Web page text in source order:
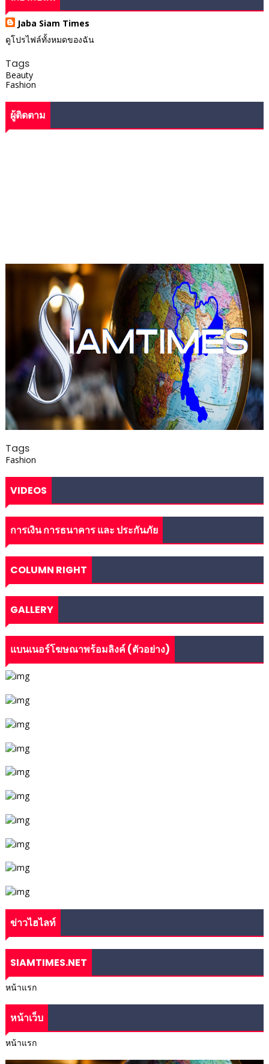
Jaba Siam Times
ดูโปรไฟล์ทั้งหมดของฉัน
Tags
Beauty
Fashion
ผู้ติดตาม
Tags
Fashion
VIDEOS
การเงิน การธนาคาร และ ประกันภัย
COLUMN RIGHT
GALLERY
แบนเนอร์โฆษณาพร้อมลิงค์ (ตัวอย่าง)
ข่าวไฮไลท์
SIAMTIMES.NET
หน้าแรก
หน้าเว็บ
หน้าแรก